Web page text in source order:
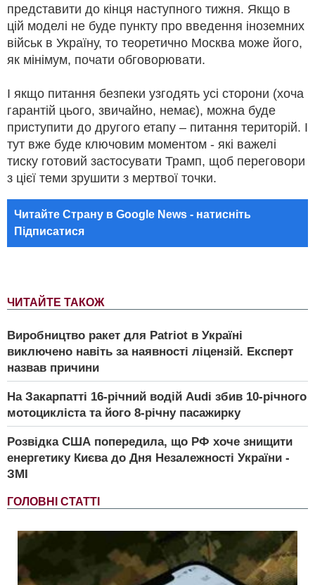
ЧИТАЙТЕ ТАКОЖ
Виробництво ракет для Patriot в Україні
виключено навіть за наявності ліцензій. Експерт
назвав причини
На Закарпатті 16-річний водій Audi збив 10-річного
мотоцикліста та його 8-річну пасажирку
Розвідка США попередила, що РФ хоче знищити
енергетику Києва до Дня Незалежності України -
ЗМІ
представити до кінця наступного тижня. Якщо в
цій моделі не буде пункту про введення іноземних
військ в Україну, то теоретично Москва може його,
як мінімум, почати обговорювати.
І якщо питання безпеки узгодять усі сторони (хоча
гарантій цього, звичайно, немає), можна буде
приступити до другого етапу – питання територій. І
тут вже буде ключовим моментом - які важелі
тиску готовий застосувати Трамп, щоб переговори
з цієї теми зрушити з мертвої точки.
Читайте Страну в Google News - натисніть
Підписатися
ГОЛОВНІ СТАТТІ